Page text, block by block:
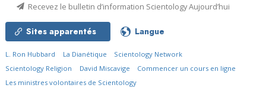
Recevez le bulletin d’information Scientology Aujourd’hui
Sites apparentés Langue
L. Ron Hubbard La Dianétique
Scientology Network
Scientology Religion
David Miscavige
Commencer un cours en ligne
Les ministres volontaires de Scientology